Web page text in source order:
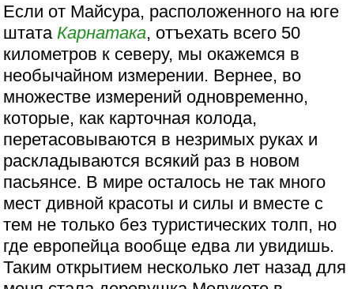
Если от Майсура, расположенного на юге
штата Карнатака, отъехать всего 50
километров к северу, мы окажемся в
необычайном измерении. Вернее, во
множестве измерений одновременно,
которые, как карточная колода,
перетасовываются в незримых руках и
раскладываются всякий раз в новом
пасьянсе. В мире осталось не так много
мест дивной красоты и силы и вместе с
тем не только без туристических толп, но
где европейца вообще едва ли увидишь.
Таким открытием несколько лет назад для